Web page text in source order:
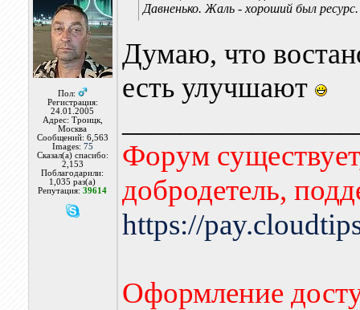
Пол:
Регистрация:
24.01.2005
Адрес: Троицк,
Москва
Сообщений: 6,563
Images: 75
Сказал(а) спасибо:
2,153
Поблагодарили:
1,035 раз(а)
Репутация:39614
Давненько. Жаль - хороший был ресурс.
Думаю, что
есть улучшают
Форум
добродетель,
https://
Оформление